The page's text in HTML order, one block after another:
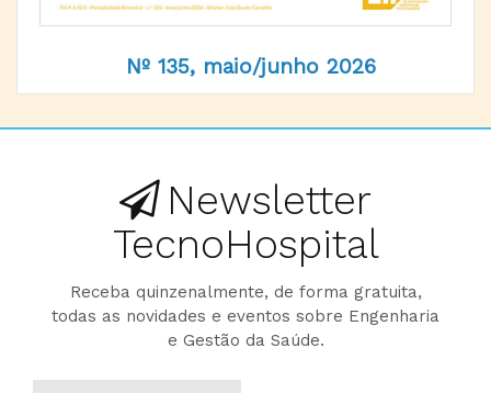
Nº 135, maio/junho 2026
Newsletter
TecnoHospital
Receba quinzenalmente, de forma gratuita,
todas as novidades e eventos sobre Engenharia
e Gestão da Saúde.